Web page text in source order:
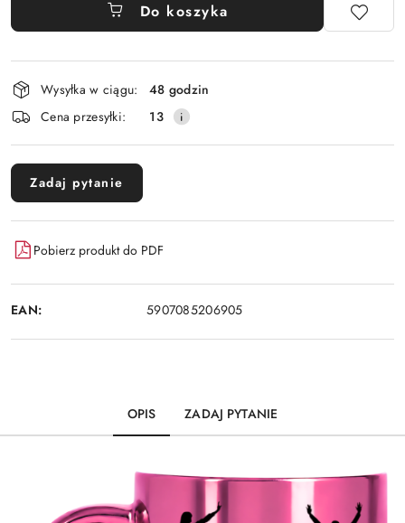
Do koszyka
Dostępność
i
dostawa
Wysyłka w ciągu:
48 godzin
Cena przesyłki:
13
Zadaj pytanie
Pobierz produkt do PDF
EAN: 5907085206905
OPIS ZADAJ PYTANIE